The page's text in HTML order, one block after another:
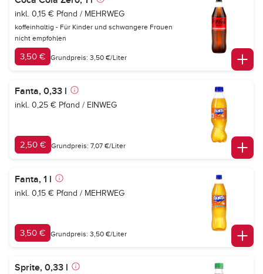
inkl. 0,15 € Pfand / MEHRWEG
koffeinhaltig - Für Kinder und schwangere Frauen
nicht empfohlen
3,50 € Grundpreis: 3,50 €/Liter
Fanta, 0,33 l
inkl. 0,25 € Pfand / EINWEG
2,50 € Grundpreis: 7,07 €/Liter
Fanta, 1 l
inkl. 0,15 € Pfand / MEHRWEG
3,50 € Grundpreis: 3,50 €/Liter
Sprite, 0,33 l